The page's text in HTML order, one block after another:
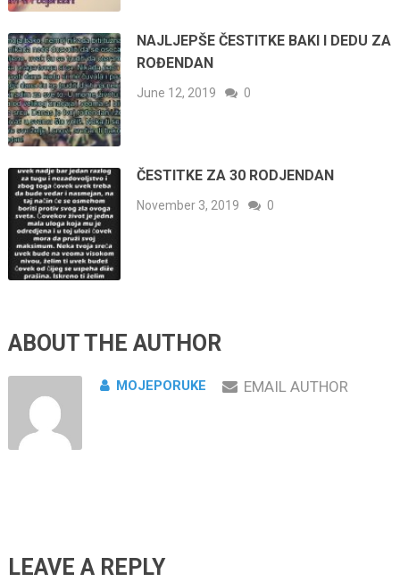
NAJLJEPŠE ČESTITKE BAKI I DEDU ZA
ROĐENDAN
June 12, 2019 0
ČESTITKE ZA 30 RODJENDAN
November 3, 2019 0
ABOUT THE AUTHOR
MOJEPORUKE EMAIL AUTHOR
LEAVE A REPLY